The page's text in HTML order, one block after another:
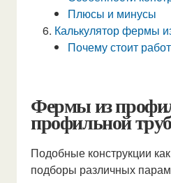
Плюсы и минусы
Калькулятор фермы
Почему стоит
Фермы из
профильной
Подобные конструкции как
подборы различных